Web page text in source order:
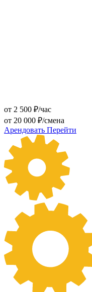
от 2 500 ₽/час
от 20 000 ₽/смена
Арендовать Перейти